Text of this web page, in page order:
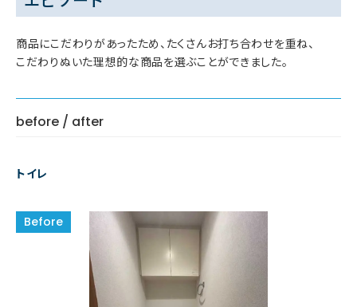
商品にこだわりがあったため、たくさんお打ち合わせを重ね、
こだわりぬいた理想的な商品を選ぶことができました。
before / after
トイレ